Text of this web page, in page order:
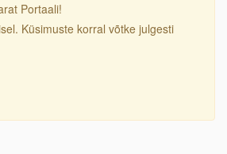
Portaali!
Küsimuste korral võtke julgesti